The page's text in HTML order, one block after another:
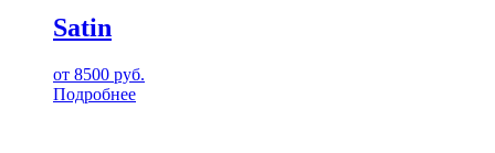
Satin
от 8500 руб.
Подробнее